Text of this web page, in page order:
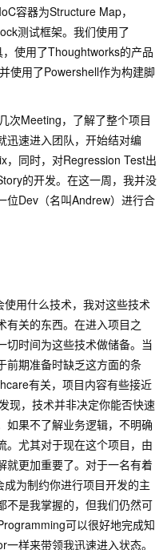
容器为Structure Map，
测试框架。我们使用了
使用了Thoughtworks的产品
使用了Powershell作为构建脚
次Meeting，了解了整个项目
迅速进入团队，开始结对编
，同时，对Regression Test出
的开发。在这一周，我并没
位Dev（名叫Andrew）进行合
用什么技术，我对这些技术
有关的东西。在进入项目之
切时间为这些技术做储备。当
前期准备时缺乏这方面的条
有关，项目内容有些接近
现，技术并非决定你能否快速
如果不了解业务逻辑，不明确
。尤其对于现在这个项目，由
就更加重要了。对于一名有着
为制约你进行项目开发的主
不是我掌握的，但我们仍然可
可以很好地完成知
样来带领我迅速进入状态。